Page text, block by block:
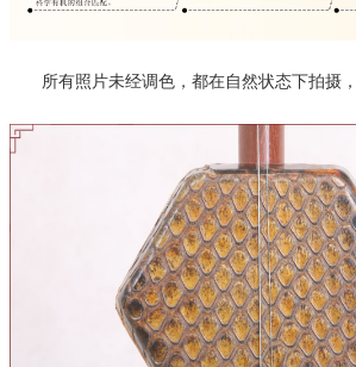
所有照片未经调色，都在自然状态下拍摄